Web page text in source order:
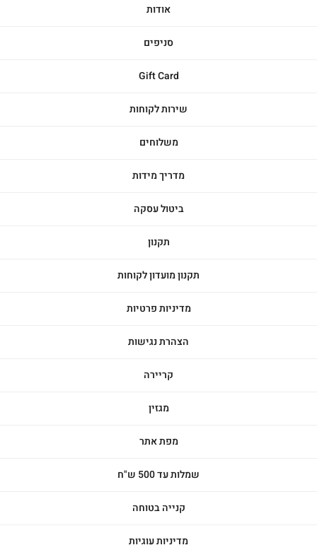
אודות
סניפים
Gift Card
שירות לקוחות
משלוחים
מדריך מידות
ביטול עסקה
תקנון
תקנון מועדון לקוחות
מדיניות פרטיות
הצהרת נגישות
קריירה
מגזין
מפת אתר
שמלות עד 500 ש"ח
קנייה בטוחה
מדיניות עוגיות